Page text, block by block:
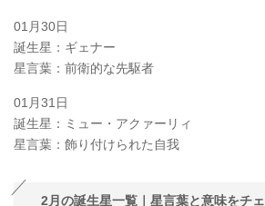
01月30日
誕生星：ギェナー
星言葉：前衛的な先駆者
01月31日
誕生星：ミュー・アクァーリィ
星言葉：飾り付けられた自我
2月の誕生星一覧｜星言葉と意味をチ